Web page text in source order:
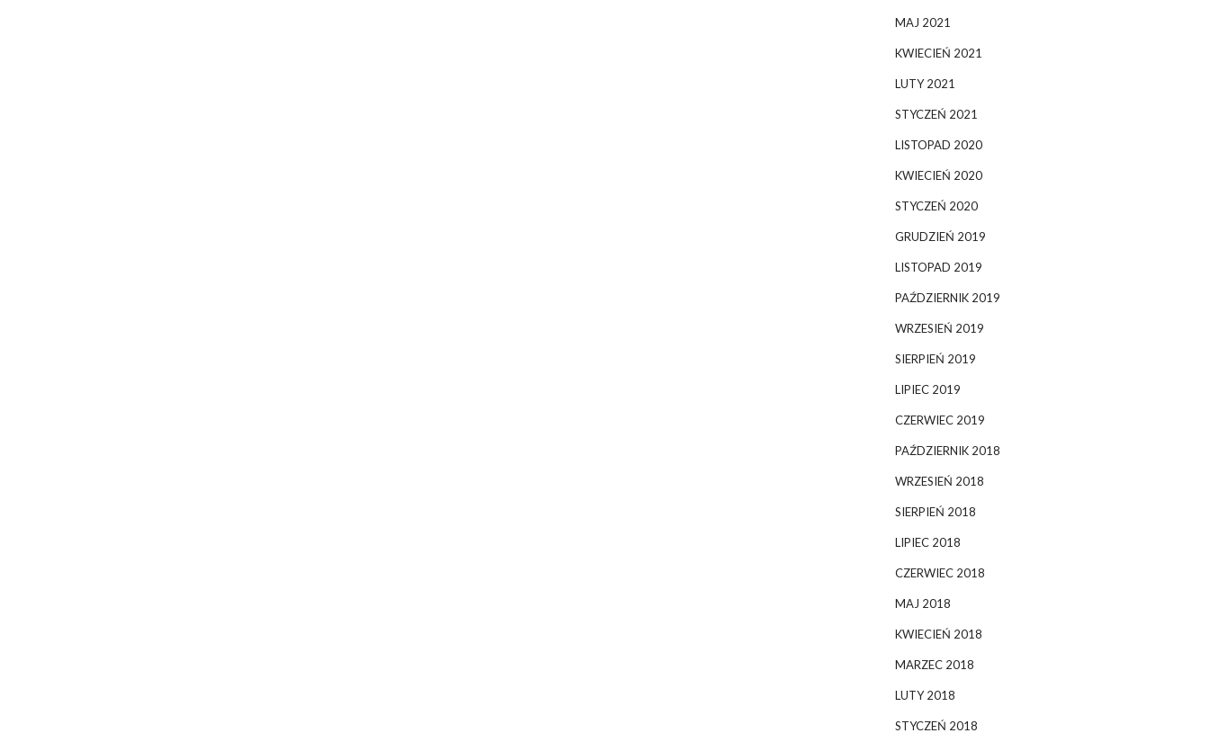
MAJ 2021
KWIECIEŃ 2021
LUTY 2021
STYCZEŃ 2021
LISTOPAD 2020
KWIECIEŃ 2020
STYCZEŃ 2020
GRUDZIEŃ 2019
LISTOPAD 2019
PAŹDZIERNIK 2019
WRZESIEŃ 2019
SIERPIEŃ 2019
LIPIEC 2019
CZERWIEC 2019
PAŹDZIERNIK 2018
WRZESIEŃ 2018
SIERPIEŃ 2018
LIPIEC 2018
CZERWIEC 2018
MAJ 2018
KWIECIEŃ 2018
MARZEC 2018
LUTY 2018
STYCZEŃ 2018